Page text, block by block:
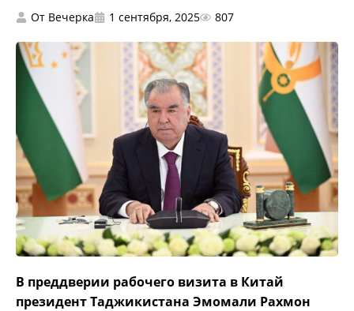
От Вечерка 1 сентября, 2025 807
В преддверии рабочего визита в Китай
президент Таджикистана Эмомали Рахмон